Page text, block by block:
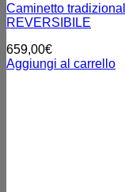
Caminetto
REVERSIBILE
659,00€
Aggiungi al carrello